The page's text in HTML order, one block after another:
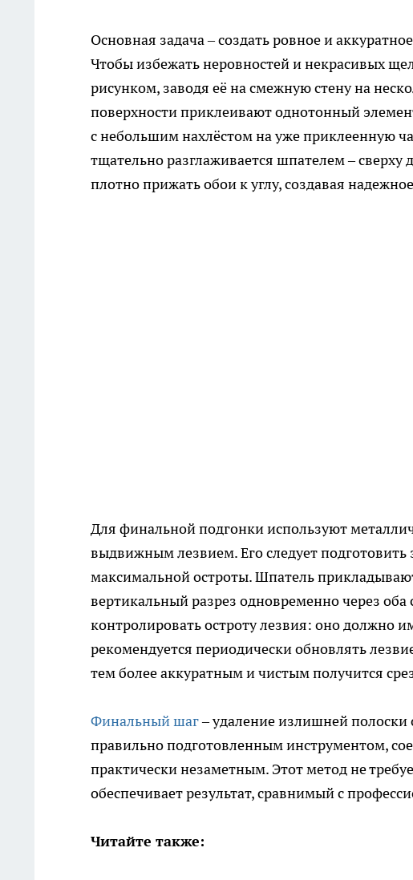
Основная задача – создать ровное и
Чтобы избежать неровностей и некрасивых
рисунком, заводя её на смежную стену на
поверхности приклеивают однотонный
с небольшим нахлёстом на уже приклеенную
тщательно разглаживается шпателем – сверху
плотно прижать обои к углу, создавая
Для финальной подгонки используют
выдвижным лезвием. Его следует подготовить
максимальной остроты. Шпатель
вертикальный разрез одновременно через
контролировать остроту лезвия: оно должно
рекомендуется периодически обновлять
тем более аккуратным и чистым получится
Финальный шаг– удаление излишней полоски
правильно подготовленным инструментом,
практически незаметным. Этот метод не
обеспечивает результат, сравнимый с
Читайте также: